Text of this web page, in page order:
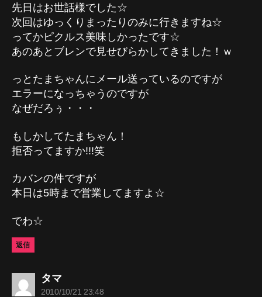
先日はお世話様でした☆
次回はゆっくりまったりのみに行きますね☆
ってかピクルス美味しかったです☆
あのあとブレンで見せびらかしてきました！ｗ
っとたまちゃんにメール送っているのですが
エラーになっちゃうのですが
なぜだろぅ・・・
もしかしてたまちゃん！
拒否ってますか!!!笑
カバンの件ですが
本日は5時まで営業してますよ☆
でわ☆
返信
タマの
発
2010/10/21 23:48